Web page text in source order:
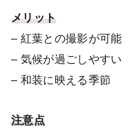
メリット
– 紅葉との撮影が可能
– 気候が過ごしやすい
– 和装に映える季節
注意点